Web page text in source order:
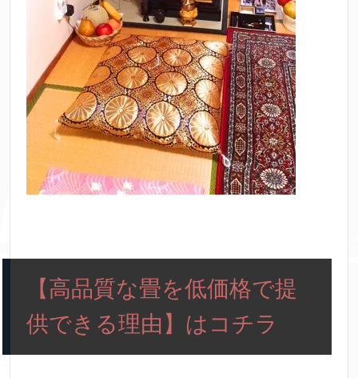
【高品質な畳を低価格で提
供できる理由】はコチラ